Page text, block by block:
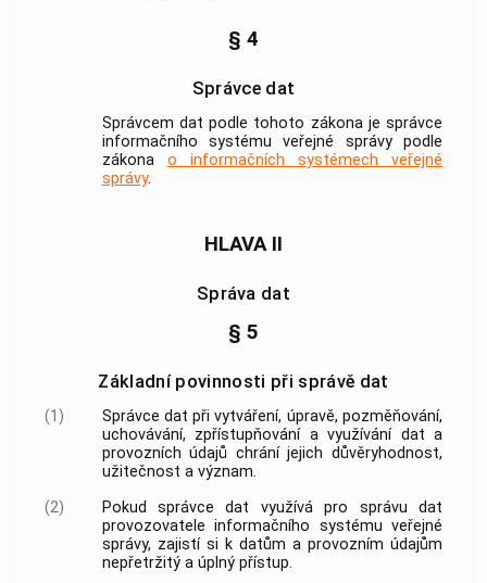
§ 4
Správce dat
Správcem dat podle tohoto zákona je správce
informačního systému veřejné správy podle
zákona o informačních systémech veřejné
správy.
HLAVA II
Správa dat
§ 5
Základní povinnosti při správě dat
(1)
Správce dat při vytváření, úpravě, pozměňování,
uchovávání, zpřístupňování a využívání dat a
provozních údajů chrání jejich důvěryhodnost,
užitečnost a význam.
(2)
Pokud správce dat využívá pro správu dat
provozovatele informačního systému veřejné
správy, zajistí si k datům a provozním údajům
nepřetržitý a úplný přístup.